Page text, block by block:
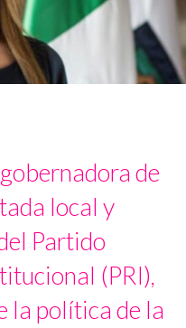
de
local y
Partido
(PRI),
la política de la